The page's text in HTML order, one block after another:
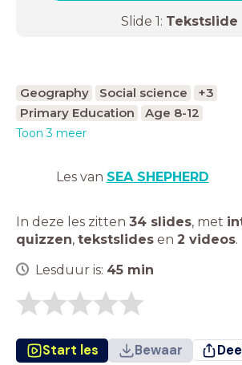
Slide 1: Tekstslide
Geography Social science
+3
Primary Education
Age 8-12
Toon 3 meer
Les van SEA SHEPHERD
In deze les zitten 34 slides, met
quizzen, tekstslides en 2 videos.
Lesduur is: 45 min
Start les Bewaar